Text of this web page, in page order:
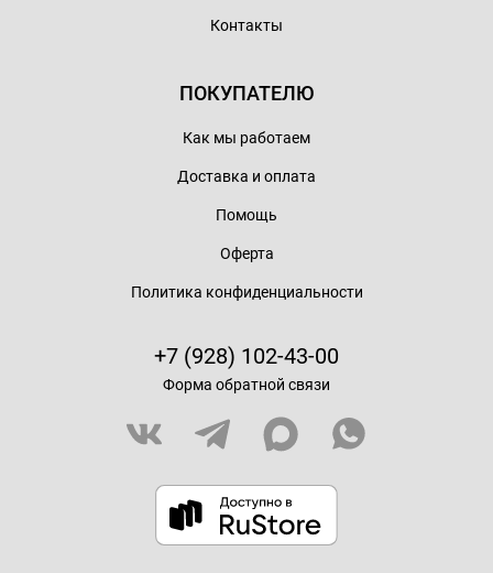
Контакты
ПОКУПАТЕЛЮ
Как мы работаем
Доставка и оплата
Помощь
Оферта
Политика конфиденциальности
+7 (928) 102-43-00
Форма обратной связи